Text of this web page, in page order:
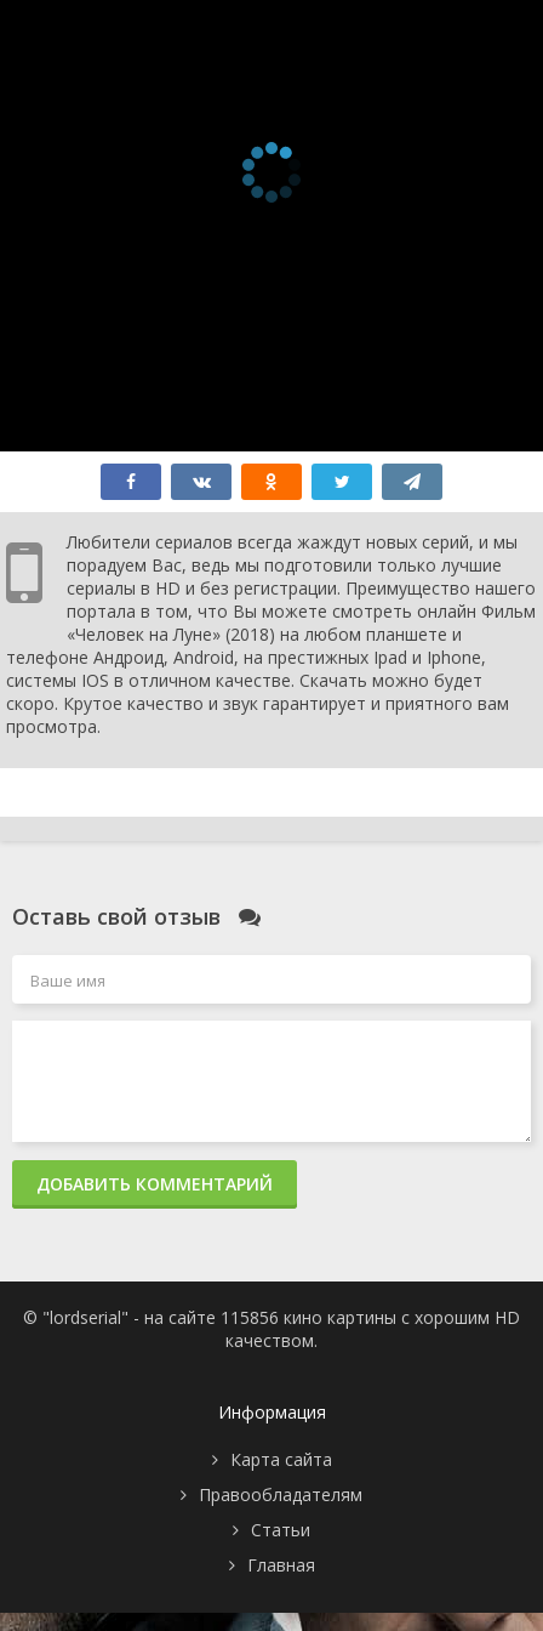
Любители сериалов всегда жаждут новых серий, и мы
порадуем Вас, ведь мы подготовили только лучшие
сериалы в HD и без регистрации. Преимущество нашего
портала в том, что Вы можете смотреть онлайн Фильм
«Человек на Луне» (2018) на любом планшете и
телефоне Андроид, Android, на престижных Ipad и Iphone,
системы IOS в отличном качестве. Скачать можно будет
скоро. Крутое качество и звук гарантирует и приятного вам
просмотра.
Оставь свой отзыв
ДОБАВИТЬ КОММЕНТАРИЙ
© "lordserial" - на сайте 115856 кино картины с хорошим HD
качеством.
Информация
Карта сайта
Правообладателям
Статьи
Главная